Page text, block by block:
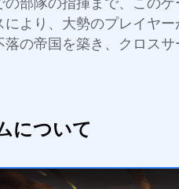
により、大勢のプレイヤ
落の帝国を築き、クロス
について